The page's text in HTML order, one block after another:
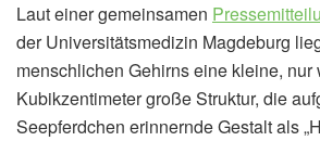
Laut einer gemeinsamen
der Universitätsmedizin Magdeburg
menschlichen Gehirns eine kleine, nur
Kubikzentimeter große Struktur, die
Seepferdchen erinnernde Gestalt als